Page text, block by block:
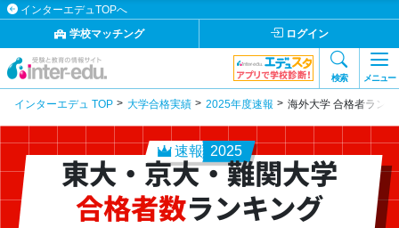
インターエデュTOPへ
学校マッチング
ログイン
検索 メニュー
インターエデュ TOP 大学合格実績 2025年度速報 海外大学 合格者ラン
速報 2025
東大・京大・難関大学
合格者数ランキング